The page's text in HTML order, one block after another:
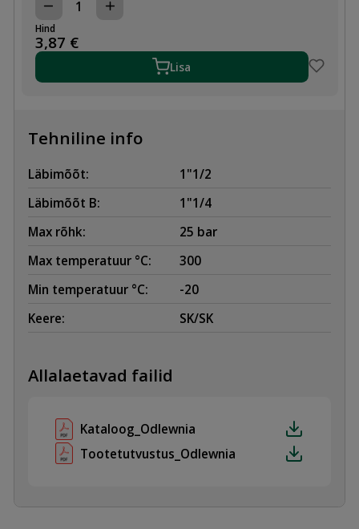
MUHV
ÜLEMINEK
AHENEV
1"1/2-
SK/SK
Hind
3,87 €
Lisa
Tehniline info
Läbimõõt:
1"1/2
Läbimõõt B:
1"1/4
Max rõhk:
25 bar
Max temperatuur °C:
300
Min temperatuur °C:
-20
Keere:
SK/SK
Allalaetavad failid
Kataloog_Odlewnia
Tootetutvustus_Odlewnia